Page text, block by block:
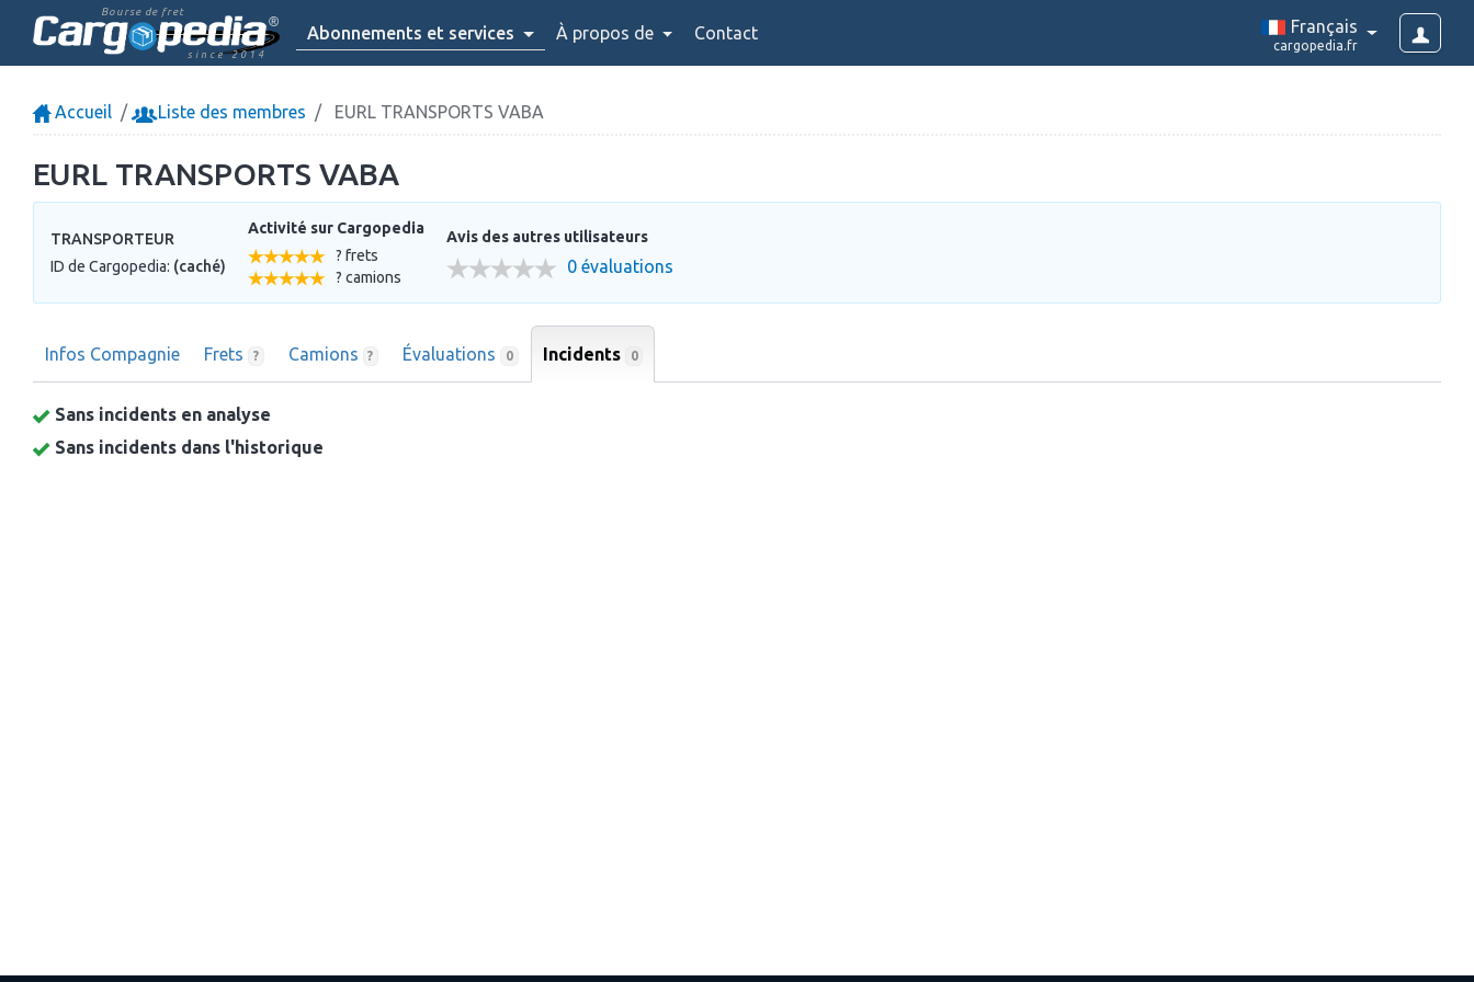
Bourse de fret
since 2014
Abonnements et services À propos de Contact Français
cargopedia.fr
Accueil Liste des membres EURL TRANSPORTS VABA
EURL TRANSPORTS VABA
TRANSPORTEUR
ID de Cargopedia: (caché)
Activité sur Cargopedia
? frets
? camions
Avis des autres utilisateurs
0 évaluations
Infos Compagnie Frets ? Camions ? Évaluations 0 Incidents 0
Sans incidents en analyse
Sans incidents dans l'historique